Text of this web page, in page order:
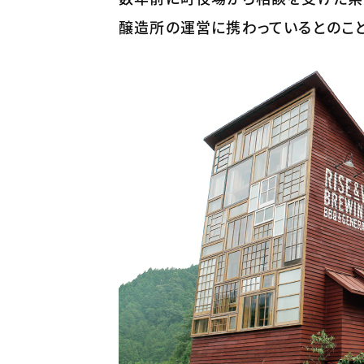
醸造所の運営に携わっているとのこ